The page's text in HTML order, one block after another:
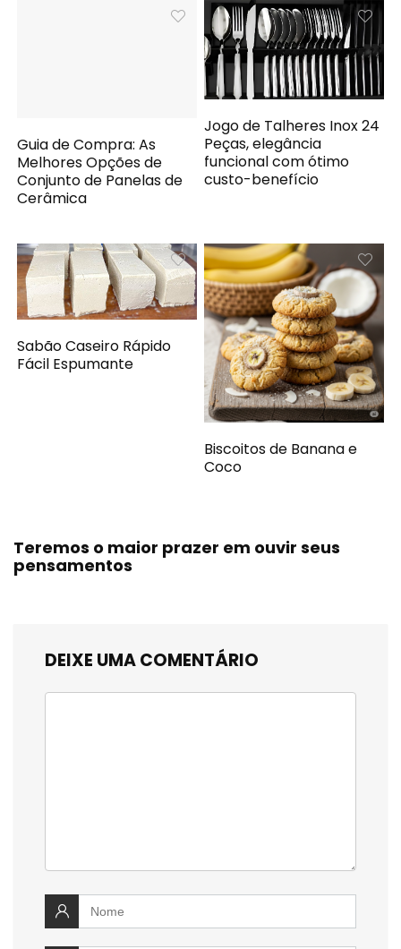
Guia de Compra: As
Melhores Opções de
Conjunto de Panelas de
Cerâmica
Jogo de Talheres Inox 24
Peças, elegância
funcional com ótimo
custo-benefício
Sabão Caseiro Rápido
Fácil Espumante
Biscoitos de Banana e
Coco
Teremos o maior prazer em ouvir seus
pensamentos
DEIXE UMA COMENTÁRIO